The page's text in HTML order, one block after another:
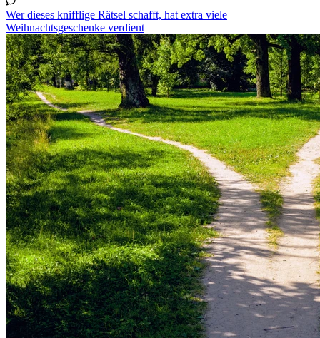
Wer dieses knifflige Rätsel schafft, hat extra viele
Weihnachtsgeschenke verdient